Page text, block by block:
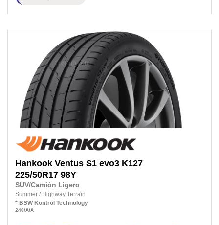
Hankook Ventus S1 evo3 K127
225/50R17 98Y
SUV/Camión Ligero
Summer / Highway Terrain
* BSW Kontrol Technology
240/A/A